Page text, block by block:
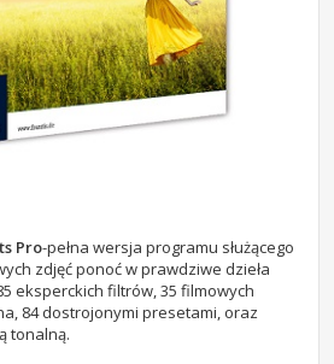
Pro-pełna wersja programu służącego
zdjęć ponoć w prawdziwe dzieła
eksperckich filtrów, 35 filmowych
84 dostrojonymi presetami, oraz
tonalną.